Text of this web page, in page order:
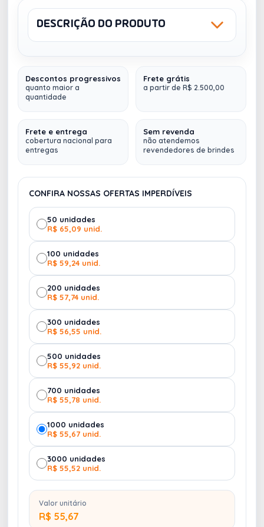
358 Sem estoque
DESCRIÇÃO DO PRODUTO
Agenda Diária 2024 com Fecho e Suporte pra
Caneta.
Contém fita de cetim marca página, dados
pessoais, calendário de 2022 à 2024, endereços da
internet, mapa do Brasil, mapa-múndi, índice
Medidas: Altura: 20 cm /Largura: 15 cm
Medidas aproximadas para gravação
x 13 cm
Peso aproximado(g): 389
Imagens Meramente Ilustrativas.
Observação: venda somente da Agenda de C
Sintético neste anúncio. Conheça outros modelos
deAgendas Aqui.
Na 4Unik, você compra, armazena e distribui
tudo de forma unificada sem burocracia!
Observação:MIOLO PADRÃO NÃO
PERSONALIZÁVEL
Descontos progressivos
quanto maior a
quantidade
Frete grátis
a partir de R$ 2.500,00
Frete e entrega
cobertura nacional para
entregas
Sem revenda
não atendemos
revendedores de brindes
CONFIRA NOSSAS OFERTAS IMPERDÍVEIS
50 unidades
R$ 65,09 unid.
100 unidades
R$ 59,24 unid.
200 unidades
R$ 57,74 unid.
300 unidades
R$ 56,55 unid.
500 unidades
R$ 55,92 unid.
700 unidades
R$ 55,78 unid.
1000 unidades
R$ 55,67 unid.
3000 unidades
R$ 55,52 unid.
Valor unitário
R$ 55,67